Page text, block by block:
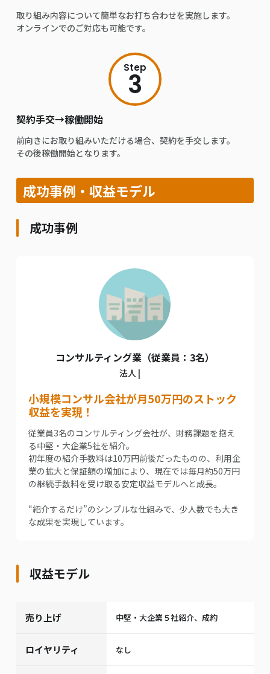
取り組み内容について簡単なお打ち合わせを実施します。
オンラインでのご対応も可能です。
Step
3
契約手交→稼働開始
前向きにお取り組みいただける場合、契約を手交します。
その後稼働開始となります。
成功事例・収益モデル
成功事例
コンサルティング業（従業員：3名）
法人 |
小規模コンサル会社が月50万円のストック
収益を実現！
従業員3名のコンサルティング会社が、財務課題を抱え
る中堅・大企業5社を紹介。
初年度の紹介手数料は10万円前後だったものの、利用企
業の拡大と保証額の増加により、現在では毎月約50万円
の継続手数料を受け取る安定収益モデルへと成長。
“紹介するだけ”のシンプルな仕組みで、少人数でも大き
な成果を実現しています。
収益モデル
売り上げ 中堅・大企業５社紹介、成約
ロイヤリティ なし